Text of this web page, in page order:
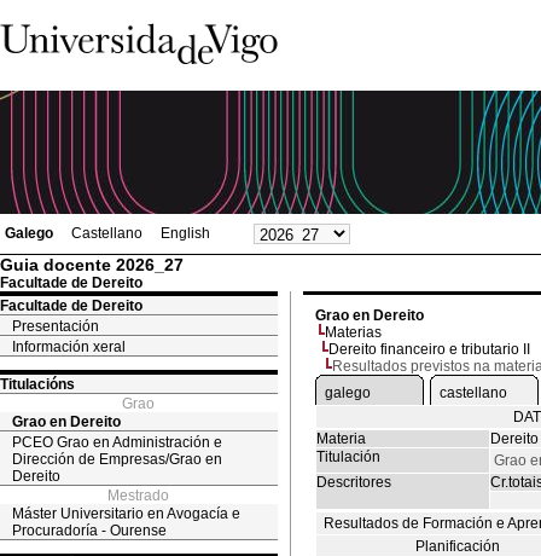
Galego Castellano English
Guia docente 2026_27
Facultade de Dereito
Facultade de Dereito
Presentación
Información xeral
Titulacións
Grao
Grao en Dereito
PCEO Grao en Administración e
Dirección de Empresas/Grao en
Dereito
Mestrado
Máster Universitario en Avogacía e
Procuradoría - Ourense
Grao en Dereito
Materias
Dereito financeiro e tributario II
Resultados previstos na
galego
castellano
Materia
Titulación
Grao
Descritores
Resultados de Formación e
Planificación